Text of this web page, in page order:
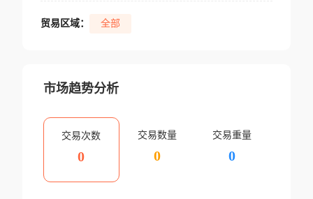
贸易区域： 全部
市场趋势分析
交易次数
0
交易数量
0
交易重量
0